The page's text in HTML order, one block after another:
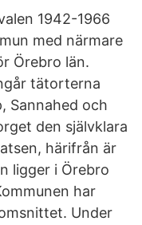
1942-1966
med närmare
Örebro län.
tätorterna
Sannahed och
den självklara
härifrån är
ligger i Örebro
har
Under